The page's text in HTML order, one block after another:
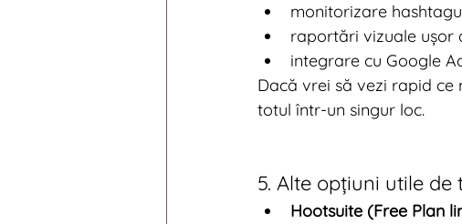
monitorizare
raportări vizuale ușor
integrare cu Google
Dacă vrei să vezi rapid ce
totul într-un singur loc.
5. Alte opțiuni utile de
Hootsuite (Free Plan